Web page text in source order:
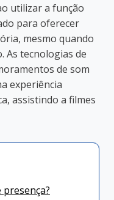
utilizar a função
para oferecer
mesmo quando
As tecnologias de
de som
experiência
assistindo a filmes